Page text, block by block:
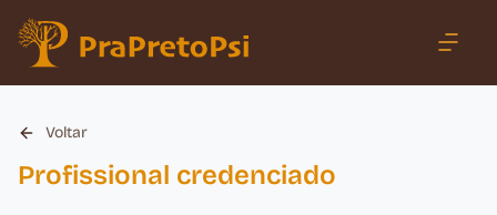
Voltar
Profissional credenciado